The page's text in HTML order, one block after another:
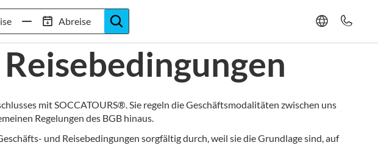
Abreise
20+ Jahre Trainingslager-Expertise
mit SOCCATOURS®. Sie regeln die Geschäftsmodalitäten zwischen uns
Regelungen des BGB hinaus.
und Reisebedingungen sorgfältig durch, weil sie die Grundlage sind, auf